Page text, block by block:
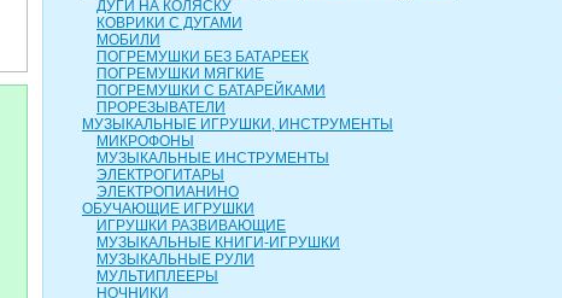
ДУГИ НА КОЛЯСКУ
КОВРИКИ С ДУГАМИ
МОБИЛИ
ПОГРЕМУШКИ БЕЗ БАТАРЕЕК
ПОГРЕМУШКИ МЯГКИЕ
ПОГРЕМУШКИ С БАТАРЕЙКАМИ
ПРОРЕЗЫВАТЕЛИ
МУЗЫКАЛЬНЫЕ ИГРУШКИ, ИНСТРУМЕНТЫ
МИКРОФОНЫ
МУЗЫКАЛЬНЫЕ ИНСТРУМЕНТЫ
ЭЛЕКТРОГИТАРЫ
ЭЛЕКТРОПИАНИНО
ОБУЧАЮЩИЕ ИГРУШКИ
ИГРУШКИ РАЗВИВАЮЩИЕ
МУЗЫКАЛЬНЫЕ КНИГИ-ИГРУШКИ
МУЗЫКАЛЬНЫЕ РУЛИ
МУЛЬТИПЛЕЕРЫ
НОЧНИКИ